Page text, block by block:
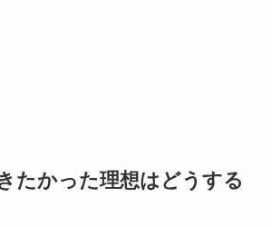
たかった理想はどうする